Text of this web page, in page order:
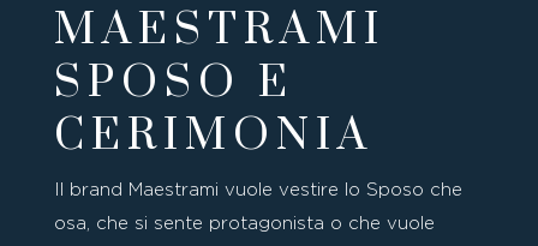
MAESTRAMI
SPOSO E
CERIMONIA
Il brand Maestrami vuole vestire lo Sposo che
osa, che si sente protagonista o che vuole